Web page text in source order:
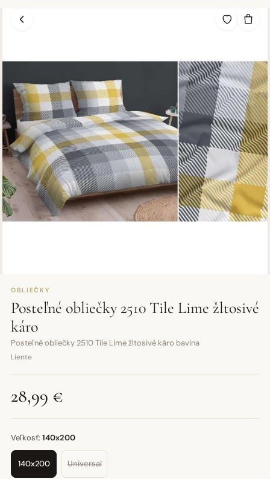
OBLIEČKY
Posteľné obliečky 2510 Tile Lime žltosivé
káro
Posteľné obliečky 2510 Tile Lime žltosivé káro bavlna
Liente
28,99 €
Veľkosť: 140x200
140x200 Universal